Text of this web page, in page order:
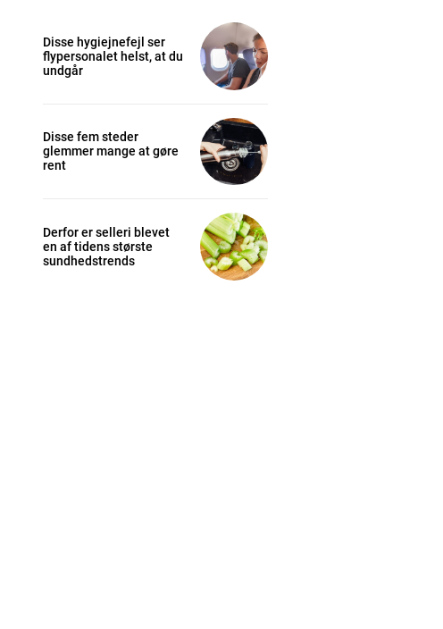
Disse hygiejnefejl ser
flypersonalet helst, at du
undgår
Disse fem steder
glemmer mange at gøre
rent
Derfor er selleri blevet
en af tidens største
sundhedstrends